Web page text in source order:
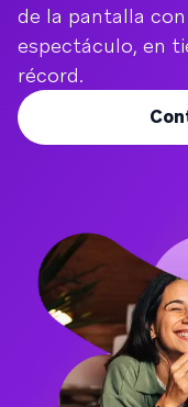
de la pantalla
espectáculo, en
récord.